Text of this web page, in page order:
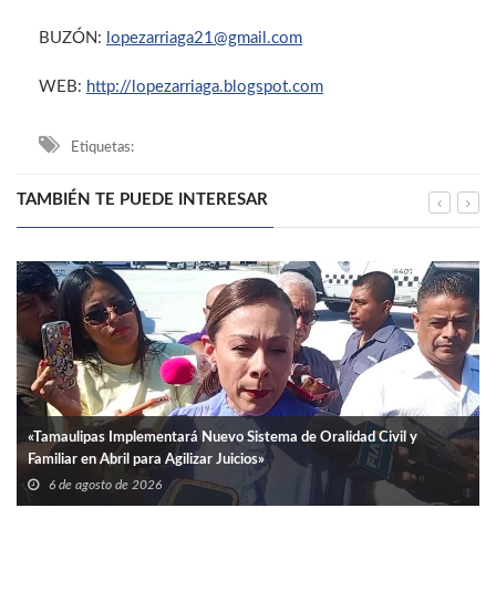
BUZÓN: lopezarriaga21@gmail.com
WEB: http://lopezarriaga.blogspot.com
Etiquetas:
TAMBIÉN TE PUEDE INTERESAR
«Tamaulipas Implementará Nuevo Sistema de Oralidad Civil y
Familiar en Abril para Agilizar Juicios»
6 de agosto de 2026